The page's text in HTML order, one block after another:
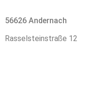
56626 Andernach
Rasselsteinstraße 12